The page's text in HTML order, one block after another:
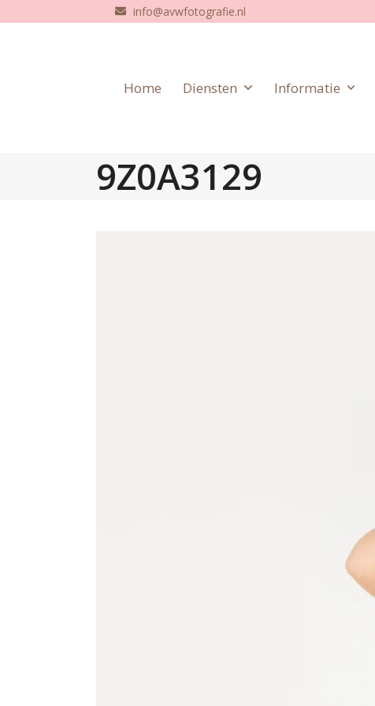
to
info@avwfotografie.nl
Home Diensten Informatie
9Z0A3129